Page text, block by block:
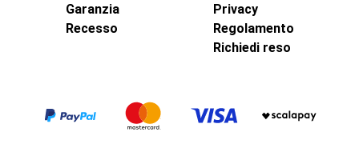
Garanzia
Recesso
Privacy
Regolamento
Richiedi reso